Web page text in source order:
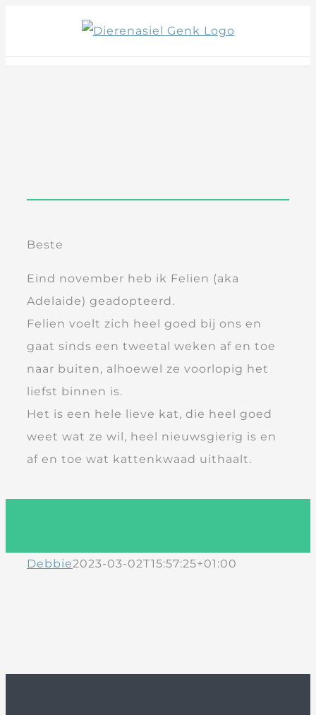
content
Beste
Eind november heb ik Felien (aka
Adelaide) geadopteerd.
Felien voelt zich heel goed bij ons en
gaat sinds een tweetal weken af en toe
naar buiten, alhoewel ze voorlopig het
liefst binnen is.
Het is een hele lieve kat, die heel goed
weet wat ze wil, heel nieuwsgierig is en
af en toe wat kattenkwaad uithaalt.
Debbie2023-03-02T15:57:25+01:00